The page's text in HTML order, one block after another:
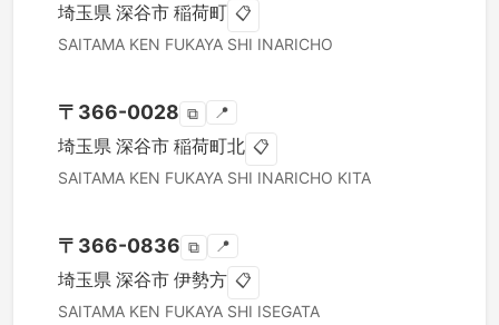
埼玉県 深谷市 稲荷町 📋
SAITAMA KEN FUKAYA SHI INARICHO
〒 366-0028 ⧉ 📍
埼玉県 深谷市 稲荷町北 📋
SAITAMA KEN FUKAYA SHI INARICHO KITA
〒 366-0836 ⧉ 📍
埼玉県 深谷市 伊勢方 📋
SAITAMA KEN FUKAYA SHI ISEGATA